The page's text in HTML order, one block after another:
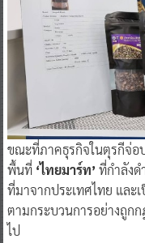
ขณะที่ภาคธุรกิจในตุรกีจ่อ
พื้นที่ ‘ไทยมาร์ท’ ที่กำลังด
ที่มาจากประเทศไทย และ
ตามกระบวนการอย่างถูก
ไป